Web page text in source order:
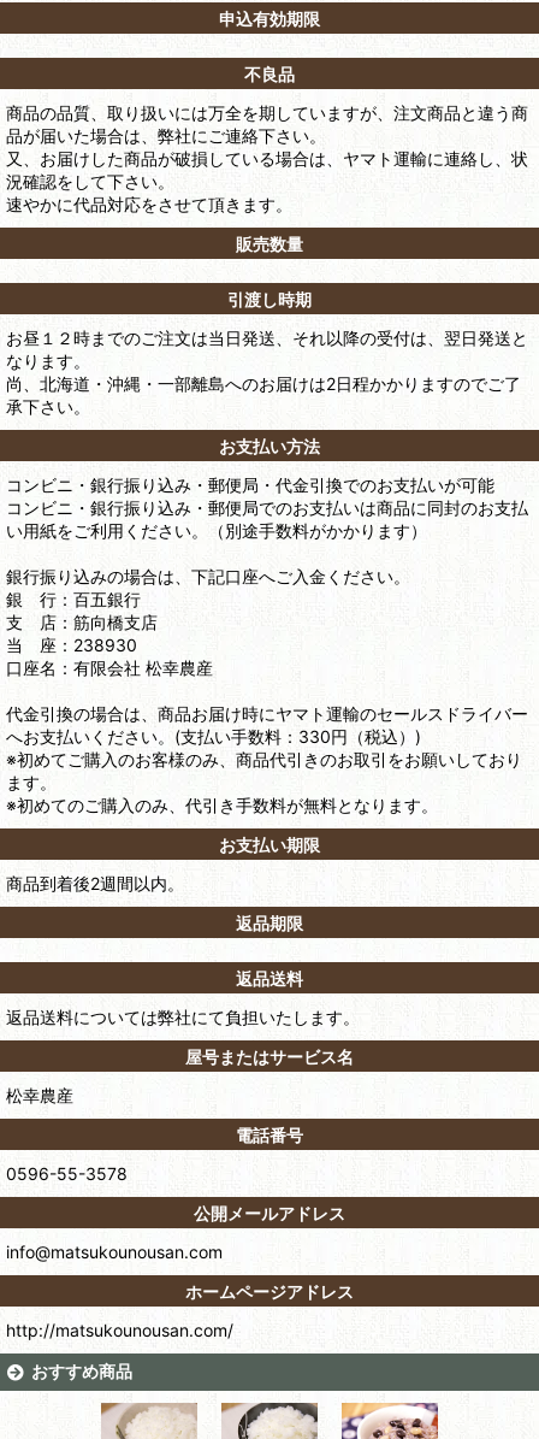
申込有効期限
不良品
商品の品質、取り扱いには万全を期していますが、注文商品と違う商
品が届いた場合は、弊社にご連絡下さい。
又、お届けした商品が破損している場合は、ヤマト運輸に連絡し、状
況確認をして下さい。
速やかに代品対応をさせて頂きます。
販売数量
引渡し時期
お昼１２時までのご注文は当日発送、それ以降の受付は、翌日発送と
なります。
尚、北海道・沖縄・一部離島へのお届けは2日程かかりますのでご了
承下さい。
お支払い方法
コンビニ・銀行振り込み・郵便局・代金引換でのお支払いが可能
コンビニ・銀行振り込み・郵便局でのお支払いは商品に同封のお支払
い用紙をご利用ください。（別途手数料がかかります）
銀行振り込みの場合は、下記口座へご入金ください。
銀 行：百五銀行
支 店：筋向橋支店
当 座：238930
口座名：有限会社 松幸農産
代金引換の場合は、商品お届け時にヤマト運輸のセールスドライバー
へお支払いください。(支払い手数料：330円（税込）)
※初めてご購入のお客様のみ、商品代引きのお取引をお願いしており
ます。
※初めてのご購入のみ、代引き手数料が無料となります。
お支払い期限
商品到着後2週間以内。
返品期限
返品送料
返品送料については弊社にて負担いたします。
屋号またはサービス名
松幸農産
電話番号
0596-55-3578
公開メールアドレス
info@matsukounousan.com
ホームページアドレス
http://matsukounousan.com/
おすすめ商品